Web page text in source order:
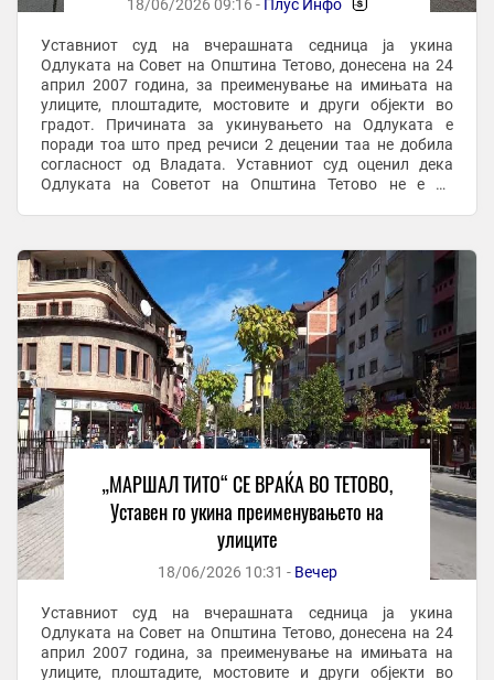
18/06/2026 09:16 - Плус Инфо -
Уставниот суд на вчерашната седница ја укина
Одлуката на Совет на Општина Тетово, донесена на 24
април 2007 година, за преименување на имињата на
улиците, плоштадите, мостовите и други објекти во
градот. Причината за укинувањето на Одлуката е
поради тоа што пред речиси 2 децении таа не добила
согласност од Владата. Уставниот суд оценил дека
Одлуката на Советот на Општина Тетово не е во
„МАРШАЛ ТИТО“ СЕ ВРАЌА ВО ТЕТОВО,
Уставен го укина преименувањето на
улиците
18/06/2026 10:31 - Вечер
Уставниот суд на вчерашната седница ја укина
Одлуката на Совет на Општина Тетово, донесена на 24
април 2007 година, за преименување на имињата на
улиците, плоштадите, мостовите и други објекти во